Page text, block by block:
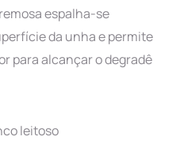
espalha-se
da unha e permite
para alcançar o degradê
leitoso